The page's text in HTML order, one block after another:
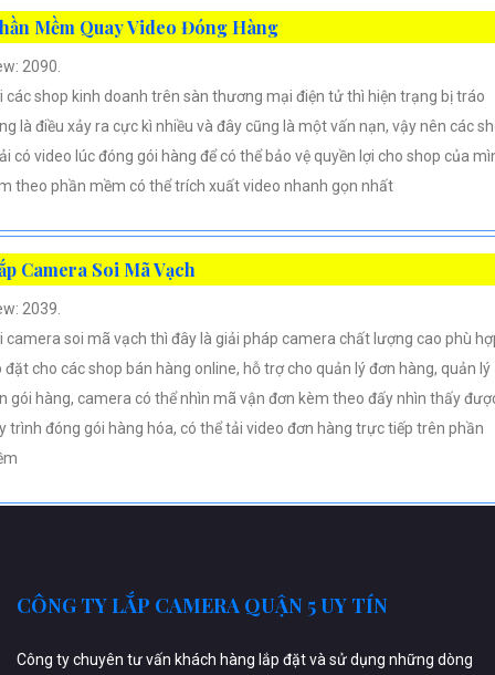
Mềm Quay Video Đóng Hàng
2090.
các shop kinh doanh trên sàn thương mại điện tử thì hiện trạng bị tráo
là điều xảy ra cực kì nhiều và đây cũng là một vấn nạn, vậy nên các
có video lúc đóng gói hàng để có thể bảo vệ quyền lợi cho shop của
theo phần mềm có thể trích xuất video nhanh gọn nhất
Camera Soi Mã Vạch
2039.
camera soi mã vạch thì đây là giải pháp camera chất lượng cao phù
đặt cho các shop bán hàng online, hỗ trợ cho quản lý đơn hàng, quản lý
gói hàng, camera có thể nhìn mã vận đơn kèm theo đấy nhìn thấy
trình đóng gói hàng hóa, có thể tải video đơn hàng trực tiếp trên phần
CÔNG TY LẮP CAMERA QUẬN 5 UY TÍN
Công ty chuyên tư vấn khách hàng lắp đặt và sử dụng những dòng